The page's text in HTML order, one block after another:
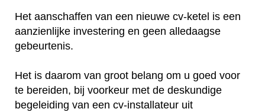
Het aanschaffen van een nieuwe cv-ketel is een
aanzienlijke investering en geen alledaagse
gebeurtenis.
Het is daarom van groot belang om u goed voor
te bereiden, bij voorkeur met de deskundige
begeleiding van een cv-installateur uit